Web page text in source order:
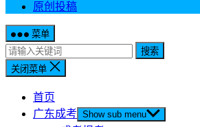
原创投稿
菜单
搜索
关闭菜单
首页
广东成考 Show sub menu